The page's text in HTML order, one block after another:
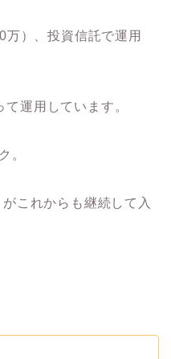
）、投資信託で運用
運用しています。
。
これからも継続して入